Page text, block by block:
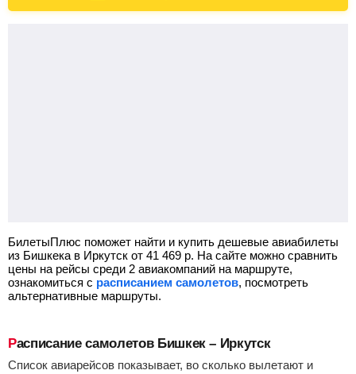
БилетыПлюс поможет найти и купить дешевые авиабилеты
из Бишкека в Иркутск от 41 469 р. На сайте можно сравнить
цены на рейсы среди 2 авиакомпаний на маршруте,
ознакомиться с расписанием самолетов, посмотреть
альтернативные маршруты.
Расписание самолетов Бишкек – Иркутск
Список авиарейсов показывает, во сколько вылетают и